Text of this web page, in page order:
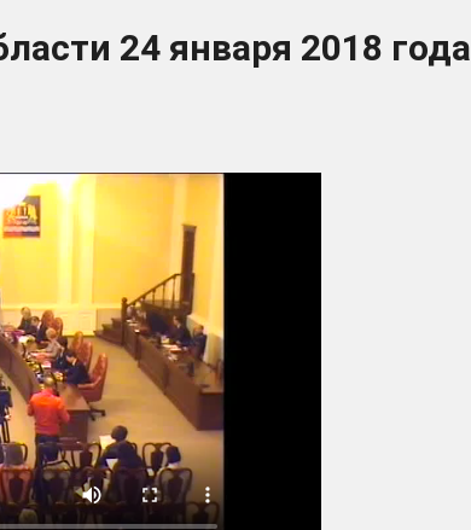
24 января 2018 года